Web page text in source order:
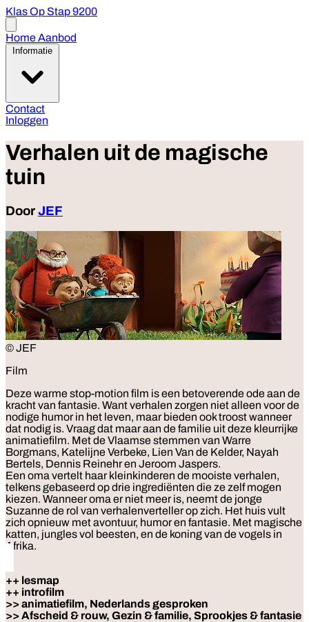
Klas Op Stap 9200
menu
HomeAanbod
Informatie
Contact
Inloggen
Verhalen uit de magische
tuin
Door JEF
© JEF
Film
Deze warme stop-motion film is een betoverende ode aan de
kracht van fantasie. Want verhalen zorgen niet alleen voor de
nodige humor in het leven, maar bieden ook troost wanneer
dat nodig is. Vraag dat maar aan de familie uit deze kleurrijke
animatiefilm. Met de Vlaamse stemmen van Warre
Borgmans, Katelijne Verbeke, Lien Van de Kelder, Nayah
Bertels, Dennis Reinehr en Jeroom Jaspers.
Een oma vertelt haar kleinkinderen de mooiste verhalen,
telkens gebaseerd op drie ingrediënten die ze zelf mogen
kiezen. Wanneer oma er niet meer is, neemt de jonge
Suzanne de rol van verhalenverteller op zich. Het huis vult
zich opnieuw met avontuur, humor en fantasie. Met magische
katten, jungles vol beesten, en de koning van de vogels in
Afrika.
++ lesmap
++ introfilm
>> animatiefilm, Nederlands gesproken
>> Afscheid & rouw, Gezin & familie, Sprookjes & fantasie